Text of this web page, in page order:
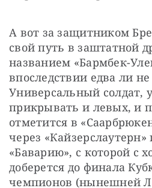
А вот за защитником
свой путь в заштатной
названием «Бармбек-
впоследствии едва ли
Универсальный солдат,
прикрывать и левых, и
отметится в
через «Кайзерслаутерн»
«Баварию», с которой с
доберется до финала
чемпионов (нынешней